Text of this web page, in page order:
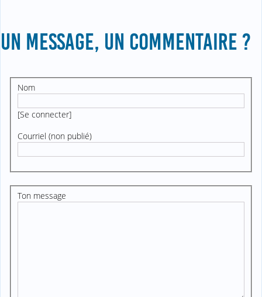
UN MESSAGE, UN COMMENTAIRE ?
Nom
[Se connecter]
Courriel (non publié)
Ton message